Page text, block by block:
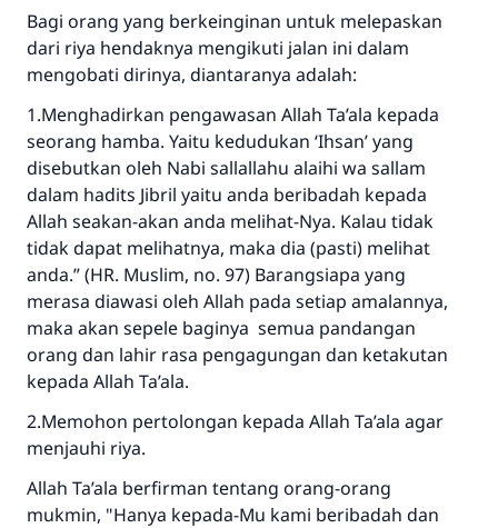
Bagi orang yang berkeinginan untuk melepaskan
dari riya hendaknya mengikuti jalan ini dalam
mengobati dirinya, diantaranya adalah:
1.Menghadirkan pengawasan Allah Ta’ala kepada
seorang hamba. Yaitu kedudukan ‘Ihsan’ yang
disebutkan oleh Nabi sallallahu alaihi wa sallam
dalam hadits Jibril yaitu anda beribadah kepada
Allah seakan-akan anda melihat-Nya. Kalau tidak
tidak dapat melihatnya, maka dia (pasti) melihat
anda.” (HR. Muslim, no. 97) Barangsiapa yang
merasa diawasi oleh Allah pada setiap amalannya,
maka akan sepele baginya semua pandangan
orang dan lahir rasa pengagungan dan ketakutan
kepada Allah Ta’ala.
2.Memohon pertolongan kepada Allah Ta’ala agar
menjauhi riya.
Allah Ta’ala berfirman tentang orang-orang
mukmin, "Hanya kepada-Mu kami beribadah dan